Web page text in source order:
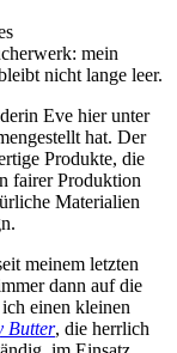
mein
nicht lange leer.
Eve hier unter
hat. Der
Produkte, die
fairer Produktion
Materialien
meinem letzten
dann auf die
einen kleinen
Butter, die herrlich